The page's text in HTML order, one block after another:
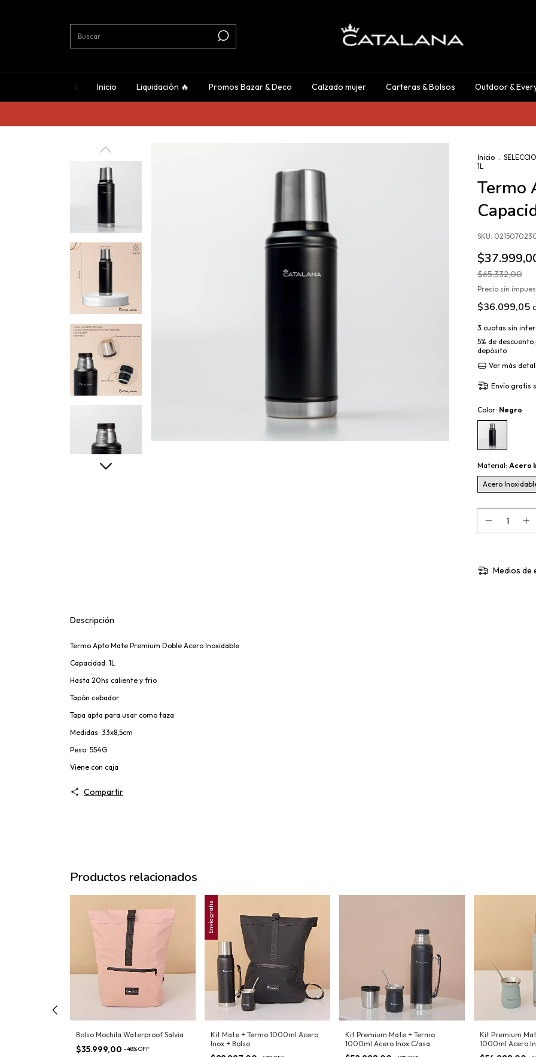
Inicio Liquidación 🔥 Promos Bazar & Deco Calzado mujer Carteras & Bolsos Outdoor &
Inicio .
1L
Termo
SKU:
$65.332,00
Precio sin
$36.099,05
3 cuotas sin
5% de descuento
depósito
Ver más
Envío gratis
Color: Negro
Material: Acero
Acero
Medios de
Descripción
Termo Apto Mate Premium Doble Acero Inoxidable
Capacidad: 1L
Hasta 20hs caliente y frio
Tapón cebador
Tapa apta para usar como taza
Medidas: 33x8,5cm
Peso: 554G
Viene con caja
Compartir
Productos relacionados
Bolso Mochila Waterproof Salvia
$35.999,00 -48%OFF
Envío gratis
Kit Mate + Termo 1000ml Acero
Inox + Bolso
Kit Premium Mate + Termo
1000ml Acero Inox C/asa
Kit Premium
1000ml Acero